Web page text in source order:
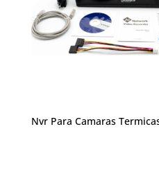
Nvr Para Camaras